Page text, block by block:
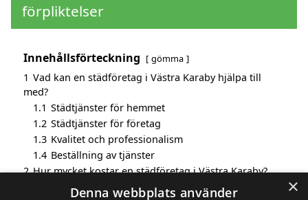
förpliktelser
Innehållsförteckning gömma
1 Vad kan en städföretag i Västra Karaby hjälpa till
med?
1.1 Städtjänster för hemmet
1.2 Städtjänster för företag
1.3 Kvalitet och professionalism
1.4 Beställning av tjänster
2 Hur mycket kostar en städföretag i Västra Karaby?
Fördelar med att välja städföretag i Västra Karaby
×
Denna webbplats använder